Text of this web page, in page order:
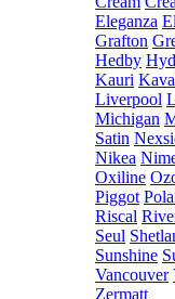
Eleganza
Grafton
Hedby
Kauri
Liverpool
Michigan
Satin
Nikea
Oxiline
Piggot
Riscal
Seul
Sunshine
Vancouver
Zermatt